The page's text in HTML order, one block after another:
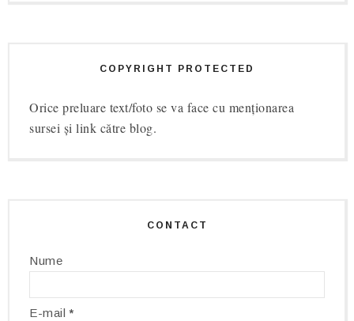
COPYRIGHT PROTECTED
Orice preluare text/foto se va face cu menționarea
sursei și link către blog.
CONTACT
Nume
E-mail*